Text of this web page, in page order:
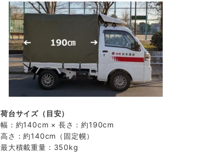
荷台サイズ（目安）
幅：約140cm × 長さ：約190cm
高さ：約140cm（固定幌）
最大積載重量：350kg